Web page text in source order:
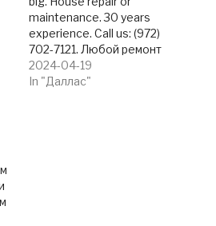
maintenance. 30 years
experience. Call us: (972)
702-7121. Любой ремонт
и обслуживание Вашего
дома - от замены
2024-04-19
In "Даллас"